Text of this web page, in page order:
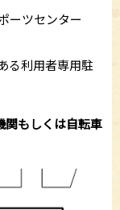
ーツセンター
る利用者専用駐
もしくは自転車